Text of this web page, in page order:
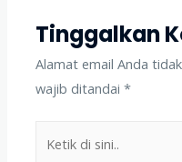
Tinggalkan
Alamat email Anda
wajib ditandai*